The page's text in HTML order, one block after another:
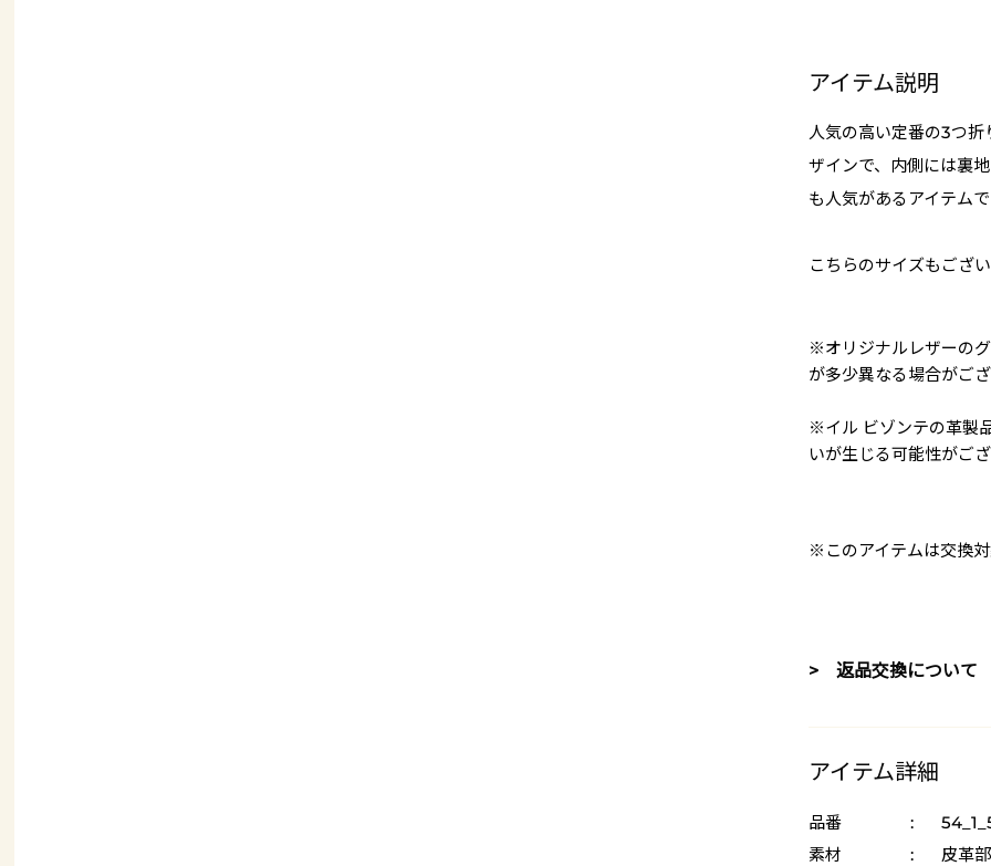
アイテム説明
人気の高い定番の3つ
ザインで、内側には裏
も人気があるアイテム
こちらのサイズもござ
※オリジナルレザーの
が多少異なる場合がご
※イル ビゾンテの革製
いが生じる可能性がご
※このアイテムは交換
> 返品交換について
アイテム詳細
品番 :
素材
:
皮革